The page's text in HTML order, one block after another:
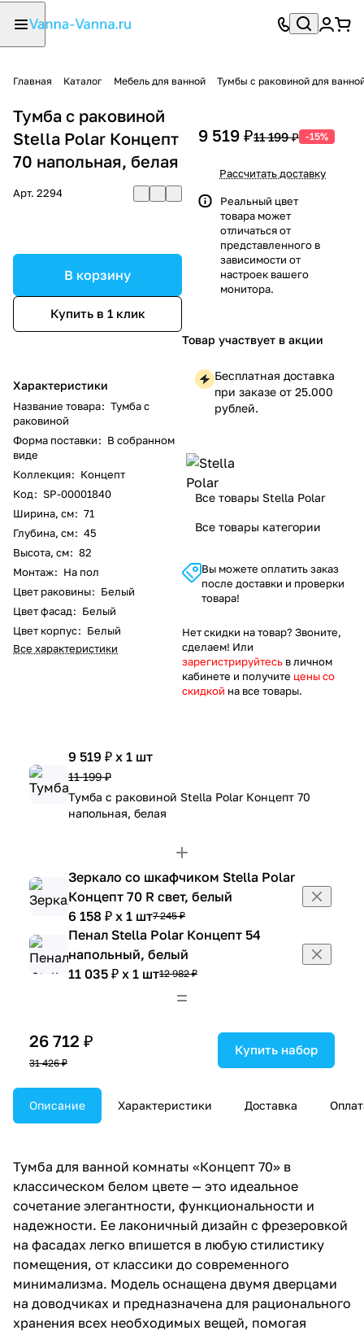
Главная Каталог Мебель для ванной Тумбы с раковиной для
Тумба с раковиной
Stella Polar Концепт
70 напольная, белая
Арт. 2294
В корзину
Купить в 1 клик
Характеристики
Название товара: Тумба с
раковиной
Форма поставки: В собранном
виде
Коллекция: Концепт
Код: SP-00001840
Ширина, см: 71
Глубина, см: 45
Высота, см: 82
Монтаж: На пол
Цвет раковины: Белый
Цвет фасад: Белый
Цвет корпус: Белый
Все характеристики
9 519 ₽11 199 ₽ -15%
Рассчитать доставку
Реальный цвет
товара может
отличаться от
представленного в
зависимости от
настроек вашего
монитора.
Товар участвует в акции
Бесплатная доставка
при заказе от 25.000
рублей.
Все товары Stella Polar
Все товары категории
Вы можете оплатить заказ
после доставки и проверки
товара!
Нет скидки на товар? Звоните,
сделаем! Или
зарегистрируйтесь в личном
кабинете и получите цены со
скидкой на все товары.
9 519 ₽ x 1 шт
11 199 ₽
Тумба с раковиной Stella Polar Концепт 70
напольная, белая
Зеркало со шкафчиком Stella Polar
Концепт 70 R свет, белый
6 158 ₽ x 1 шт7 245 ₽
Пенал Stella Polar Концепт 54
напольный, белый
11 035 ₽ x 1 шт12 982 ₽
26 712 ₽
31 426 ₽
Купить набор
Описание Характеристики Доставка
Тумба для ванной комнаты «Концепт 70» в
классическом белом цвете — это идеальное
сочетание элегантности, функциональности и
надежности. Ее лаконичный дизайн с фрезеровкой
на фасадах легко впишется в любую стилистику
помещения, от классики до современного
минимализма. Модель оснащена двумя дверцами
на доводчиках и предназначена для рационального
хранения всех необходимых вещей, помогая